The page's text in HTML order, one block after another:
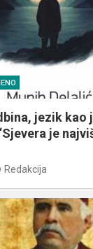
jezik kao
je
Redakcija